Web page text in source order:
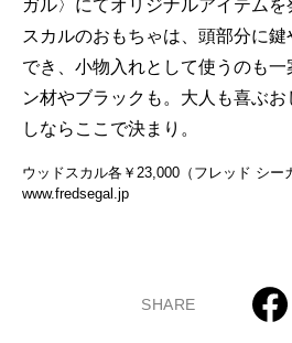
ガル〉にてオリジナルアイテム
スカルのおもちゃは、頭部分に
でき、小物入れとして使うのも一
ン材やブラックも。大人も喜ぶ
しならここで決まり。
ウッドスカル各￥23,000（フレッド シー
www.fredsegal.jp
SHARE